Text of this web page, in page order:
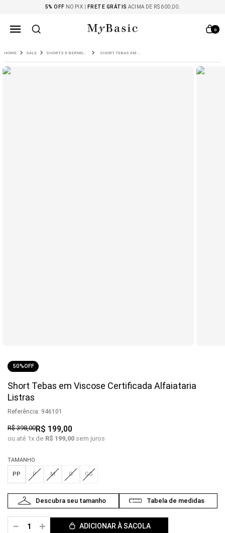
5% OFF NO PIX | FRETE GRÁTIS ACIMA DE R$ 600,00.
0
SALE SHORTS E BERMUDAS SHORT TEBAS EM VISCOSE CERTIFICADA ALFAIATARIA LISTRAS
50%OFF
Short Tebas em Viscose Certificada Alfaiataria
Listras
Referência: 946101
R$398,00R$ 199,00
ou até 1x de R$ 199,00 sem juros
TAMANHO
PP P M G GG
＋
－ ADICIONAR À SACOLA